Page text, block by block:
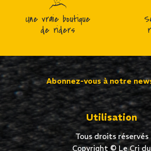
Une vraie boutique
de riders
Abonnez-vous à notre
Utilisation
Tous droits réservés
Copyright © Le Cri du